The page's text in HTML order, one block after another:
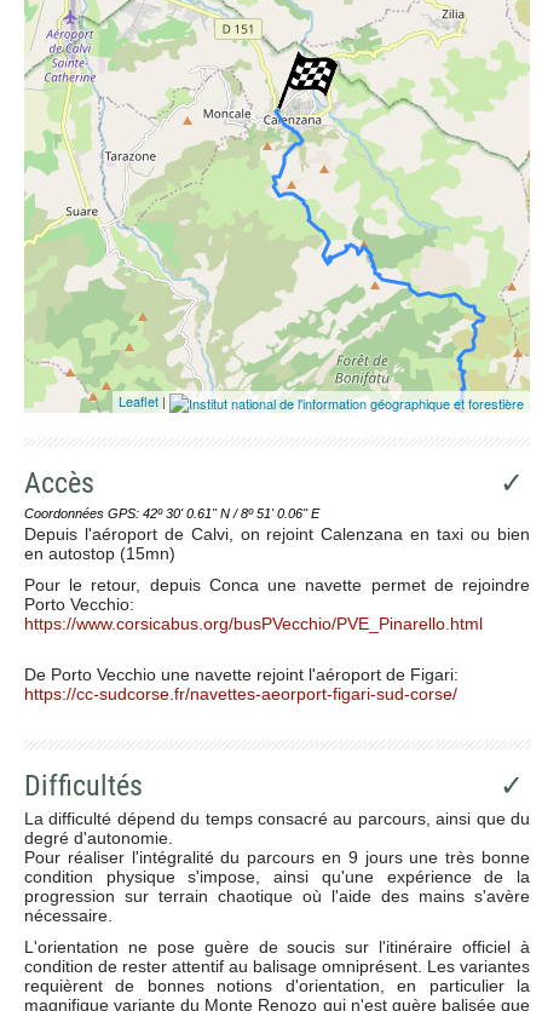
Leaflet |
Accès ✓
Coordonnées GPS: 42º 30' 0.61'' N / 8º 51' 0.06'' E
Depuis l'aéroport de Calvi, on rejoint Calenzana en taxi ou bien
en autostop (15mn)
Pour le retour, depuis Conca une navette permet de rejoindre
Porto Vecchio:
https://www.corsicabus.org/busPVecchio/PVE_Pinarello.html
De Porto Vecchio une navette rejoint l'aéroport de Figari:
https://cc-sudcorse.fr/navettes-aeorport-figari-sud-corse/
Difficultés ✓
La difficulté dépend du temps consacré au parcours, ainsi que du
degré d'autonomie.
Pour réaliser l'intégralité du parcours en 9 jours une très bonne
condition physique s'impose, ainsi qu'une expérience de la
progression sur terrain chaotique où l'aide des mains s'avère
nécessaire.
L'orientation ne pose guère de soucis sur l'itinéraire officiel à
condition de rester attentif au balisage omniprésent. Les variantes
requièrent de bonnes notions d'orientation, en particulier la
magnifique variante du Monte Renozo qui n'est guère balisée que